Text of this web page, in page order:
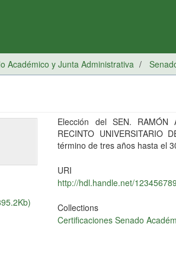
Académico y Junta Administrativa
Elección del SEN. RAMÓN
RECINTO UNIVERSITARIO
término de tres años hasta el
URI
http://hdl.handle.net/
Collections
Certificaciones Senado